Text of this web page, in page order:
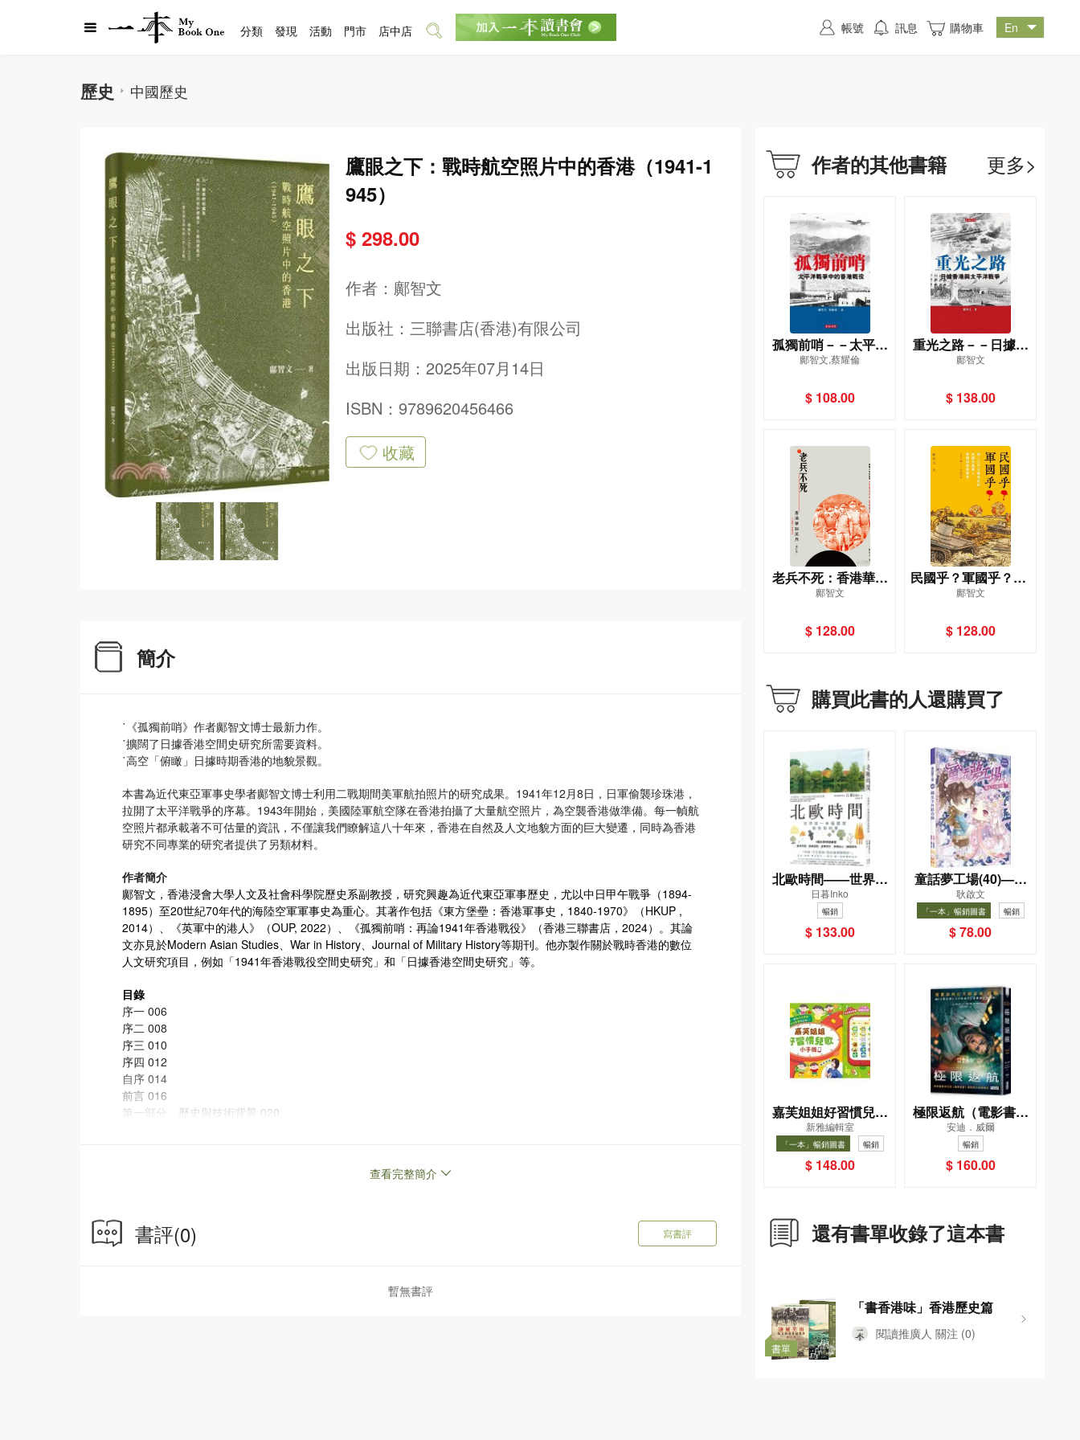
歷史 中國歷史
鷹眼之下：戰時航空照片中的香港（1941-1
945）
$ 298.00
作者： 鄺智文
出版社： 三聯書店(香港)有限公司
出版日期：2025年07月14日
ISBN：9789620456466
收藏
簡介
˙《孤獨前哨》作者鄺智文博士最新力作。
˙擴闊了日據香港空間史研究所需要資料。
˙高空「俯瞰」日據時期香港的地貌景觀。
本書為近代東亞軍事史學者鄺智文博士利用二戰期間美軍航拍照片的研究成果。1941年12月8日，日軍偷襲珍珠港，
拉開了太平洋戰爭的序幕。1943年開始，美國陸軍航空隊在香港拍攝了大量航空照片，為空襲香港做準備。每一幀航
空照片都承載著不可估量的資訊，不僅讓我們瞭解這八十年來，香港在自然及人文地貌方面的巨大變遷，同時為香港
研究不同專業的研究者提供了另類材料。
作者簡介
鄺智文，香港浸會大學人文及社會科學院歷史系副教授，研究興趣為近代東亞軍事歷史，尤以中日甲午戰爭（1894-
1895）至20世紀70年代的海陸空軍軍事史為重心。其著作包括《東方堡壘：香港軍事史，1840-1970》（HKUP ,
2014）、《英軍中的港人》（OUP, 2022）、《孤獨前哨：再論1941年香港戰役》（香港三聯書店，2024）。其論
文亦見於Modern Asian Studies、War in History、Journal of Military History等期刊。他亦製作關於戰時香港的數位
人文研究項目，例如「1941年香港戰役空間史研究」和「日據香港空間史研究」等。
目錄
序一 006
序二 008
序三 010
序四 012
自序 014
前言 016
第一部分 歷史與技術背景 020
第二章 九龍 213
第三章 新界 317
查看完整簡介
書評(0) 寫書評
暫無書評
作者的其他書籍 更多>
孤獨前哨－－太平洋
戰爭中的香港戰役
鄺智文,蔡耀倫
$ 108.00
重光之路－－日據香
港與太平洋戰爭
鄺智文
$ 138.00
老兵不死：香港華籍
英兵（1857-1997）
鄺智文
$ 128.00
民國乎？軍國乎？──
第二次中日戰爭前的
與軍事變革，1914－
鄺智文
$ 128.00
購買此書的人還購買了
北歐時間——世界第
一幸福國度教會我的
事
日暮Inko
暢銷
$ 133.00
童話夢工場(40)——
織女下凡結奇緣
耿啟文
「一本」暢銷圖書 暢銷
$ 78.00
嘉芙姐姐好習慣兒歌
小手機
新雅編輯室
「一本」暢銷圖書 暢銷
$ 148.00
極限返航（電影書衣
典藏版）（獨家收錄
作者訪談）
安迪．威爾
暢銷
$ 160.00
還有書單收錄了這本書
書單
「書香港味」香港歷史篇
閱讀推廣人 關注 (0)
分類 發現 活動 門市 店中店 帳號 訊息 購物車